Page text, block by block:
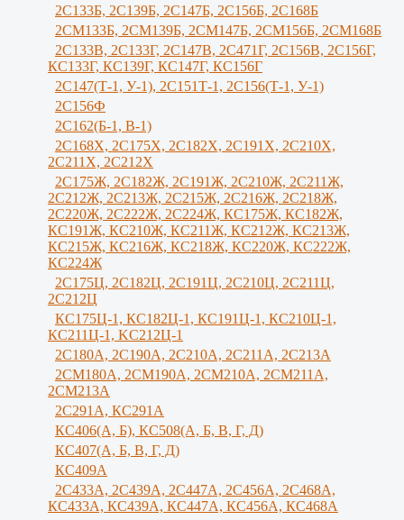
2С133Б, 2С139Б, 2С147Б, 2С156Б, 2С168Б
2СМ133Б, 2СМ139Б, 2СМ147Б, 2СМ156Б, 2СМ168Б
2С133В, 2С133Г, 2C147B, 2С471Г, 2С156B, 2С156Г,
КС133Г, КС139Г, КС147Г, КС156Г
2С147(Т-1, У-1), 2С151Т-1, 2С156(Т-1, У-1)
2С156Ф
2С162(Б-1, В-1)
2С168Х, 2С175Х, 2С182Х, 2С191Х, 2С210Х,
2С211Х, 2С212Х
2С175Ж, 2С182Ж, 2С191Ж, 2С210Ж, 2C211Ж,
2С212Ж, 2С213Ж, 2С215Ж, 2С216Ж, 2С218Ж,
2С220Ж, 2С222Ж, 2С224Ж, КС175Ж, КС182Ж,
КС191Ж, КС210Ж, КС211Ж, КС212Ж, КС213Ж,
КС215Ж, КС216Ж, КС218Ж, КС220Ж, КС222Ж,
КС224Ж
2С175Ц, 2С182Ц, 2С191Ц, 2С210Ц, 2С211Ц,
2С212Ц
КС175Ц-1, КС182Ц-1, КС191Ц-1, КС210Ц-1,
КС211Ц-1, KС212Ц-1
2С180А, 2С190А, 2С210А, 2C211A, 2C213A
2СМ180А, 2СМ190А, 2CM210A, 2СМ211А,
2СМ213А
2С291А, КС291А
КС406(А, Б), КС508(А, Б, В, Г, Д)
КС407(А, Б, В, Г, Д)
КС409А
2С433А, 2С439А, 2С447А, 2С456А, 2С468А,
КС433А, КС439А, КС447А, КС456А, КС468А